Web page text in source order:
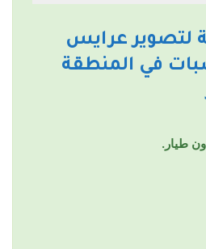
لتصوير عرايس
في المنطقة
طيار.